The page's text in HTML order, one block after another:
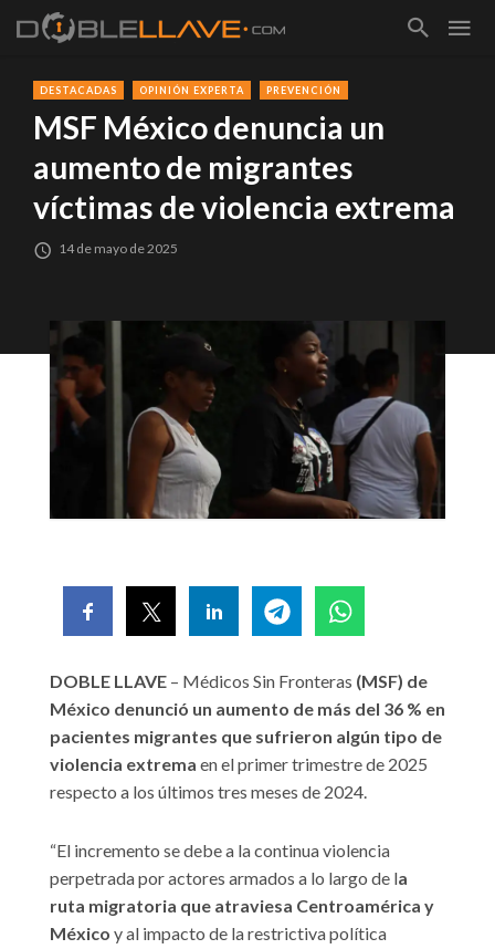
DESTACADAS OPINIÓN EXPERTA PREVENCIÓN
MSF México denuncia un
aumento de migrantes
víctimas de violencia extrema
14 de mayo de 2025
DOBLE LLAVE – Médicos Sin Fronteras (MSF) de
México denunció un aumento de más del 36 % en
pacientes migrantes que sufrieron algún tipo de
violencia extrema en el primer trimestre de 2025
respecto a los últimos tres meses de 2024.
“El incremento se debe a la continua violencia
perpetrada por actores armados a lo largo de la
ruta migratoria que atraviesa Centroamérica y
México y al impacto de la restrictiva política